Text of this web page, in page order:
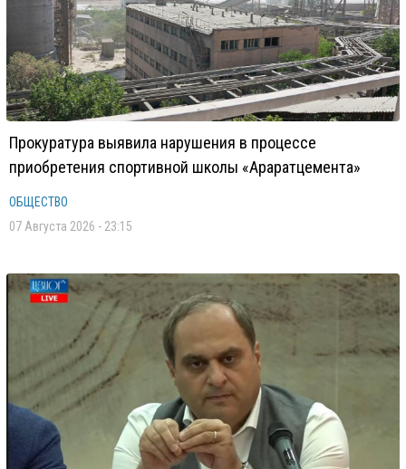
Прокуратура выявила нарушения в процессе
приобретения спортивной школы «Араратцемента»
ОБЩЕСТВО
07 Августа 2026 - 23:15